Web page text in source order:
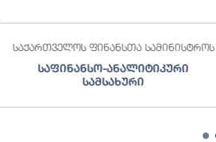
საქართველოს ფინანსთა სამინისტროს
საგამოძიებო სამსახური